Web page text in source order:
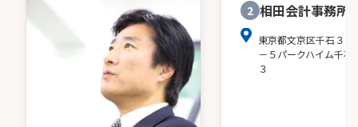
2 相田会計事務所
東京都文京区千石３－
－５パークハイム千石
３